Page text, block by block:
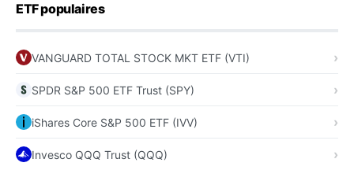
ETF populaires
VANGUARD TOTAL STOCK MKT ETF (VTI)
SPDR S&P 500 ETF Trust (SPY)
iShares Core S&P 500 ETF (IVV)
Invesco QQQ Trust (QQQ)